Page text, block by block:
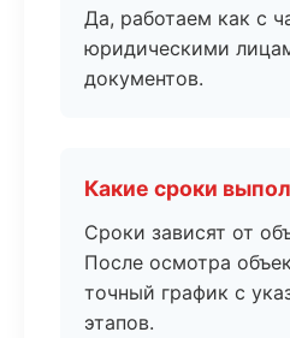
Да, работаем как с
юридическими
документов.
Какие сроки
Сроки зависят от
После осмотра
точный график с
этапов.